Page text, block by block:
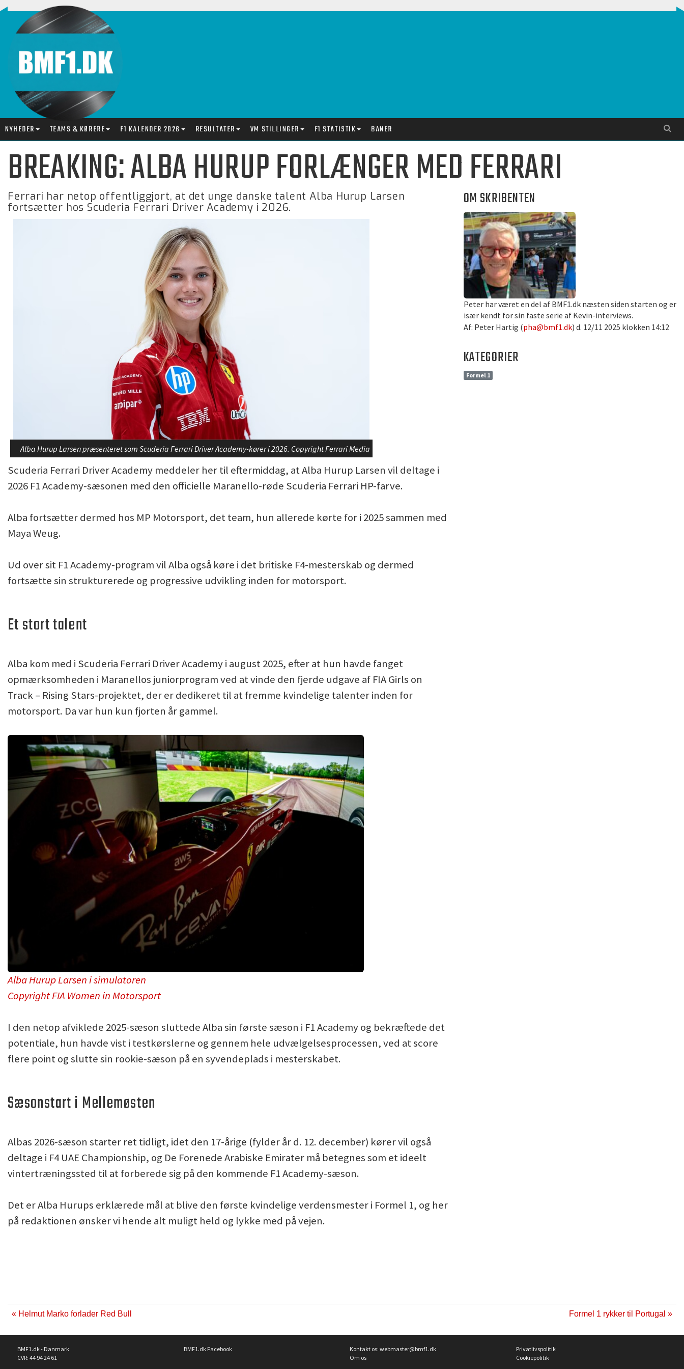
NYHEDER TEAMS & KØRERE F1 KALENDER 2026 RESULTATER VM STILLINGER F1 STATISTIK BANER
BREAKING: ALBA HURUP FORLÆNGER MED FERRARI
Ferrari har netop offentliggjort, at det unge danske talent Alba Hurup Larsen
fortsætter hos Scuderia Ferrari Driver Academy i 2026.
Alba Hurup Larsen præsenteret som Scuderia Ferrari Driver Academy-kører i 2026. Copyright Ferrari Media
OM SKRIBENTEN
Peter har været en del af BMF1.dk næsten siden starten og er
især kendt for sin faste serie af Kevin-interviews.
Af: Peter Hartig (pha@bmf1.dk) d. 12/11 2025 klokken 14:12
KATEGORIER
Formel 1
Scuderia Ferrari Driver Academy meddeler her til eftermiddag, at Alba Hurup Larsen vil deltage i
2026 F1 Academy-sæsonen med den officielle Maranello-røde Scuderia Ferrari HP-farve.
Alba fortsætter dermed hos MP Motorsport, det team, hun allerede kørte for i 2025 sammen med
Maya Weug.
Ud over sit F1 Academy-program vil Alba også køre i det britiske F4-mesterskab og dermed
fortsætte sin strukturerede og progressive udvikling inden for motorsport.
Et stort talent
Alba kom med i Scuderia Ferrari Driver Academy i august 2025, efter at hun havde fanget
opmærksomheden i Maranellos juniorprogram ved at vinde den fjerde udgave af FIA Girls on
Track – Rising Stars-projektet, der er dedikeret til at fremme kvindelige talenter inden for
motorsport. Da var hun kun fjorten år gammel.
Alba Hurup Larsen i simulatoren
Copyright FIA Women in Motorsport
I den netop afviklede 2025-sæson sluttede Alba sin første sæson i F1 Academy og bekræftede det
potentiale, hun havde vist i testkørslerne og gennem hele udvælgelsesprocessen, ved at score
flere point og slutte sin rookie-sæson på en syvendeplads i mesterskabet.
Sæsonstart i Mellemøsten
Albas 2026-sæson starter ret tidligt, idet den 17-årige (fylder år d. 12. december) kører vil også
deltage i F4 UAE Championship, og De Forenede Arabiske Emirater må betegnes som et ideelt
vintertræningssted til at forberede sig på den kommende F1 Academy-sæson.
Det er Alba Hurups erklærede mål at blive den første kvindelige verdensmester i Formel 1, og her
på redaktionen ønsker vi hende alt muligt held og lykke med på vejen.
« Helmut Marko forlader Red Bull Formel 1 rykker til Portugal »
BMF1.dk - Danmark
CVR: 44 94 24 61
BMF1.dk Facebook Kontakt os: webmaster@bmf1.dk
Om os
Privatlivspolitik
Cookiepolitik